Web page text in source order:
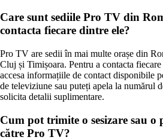
Care sunt sediile Pro TV din
contacta fiecare dintre ele?
Pro TV are sedii în mai multe orașe din
Cluj și Timișoara. Pentru a contacta
accesa informațiile de contact disponibile
de televiziune sau puteți apela la numărul
solicita detalii suplimentare.
Cum pot trimite o sesizare sau o
către Pro TV?